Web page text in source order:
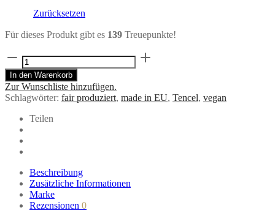
Zurücksetzen
Für dieses Produkt gibt es 139 Treuepunkte!
Türkises
Kleid
ADELE
aus
TENCEL®
In den Warenkorb
Zur Wunschliste hinzufügen.
Schlagwörter: fair produziert, made in EU, Tencel, vegan
Teilen
Beschreibung
Zusätzliche Informationen
Marke
Rezensionen 0